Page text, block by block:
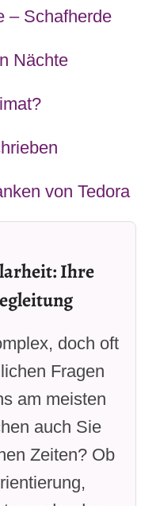
– Schafherde
Nächte
von Tedora
Ihre
doch oft
Fragen
am meisten
auch Sie
Zeiten? Ob